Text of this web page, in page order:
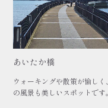
あいたか橋
ウォーキングや散策が愉しく
の風景も美しいスポットです。